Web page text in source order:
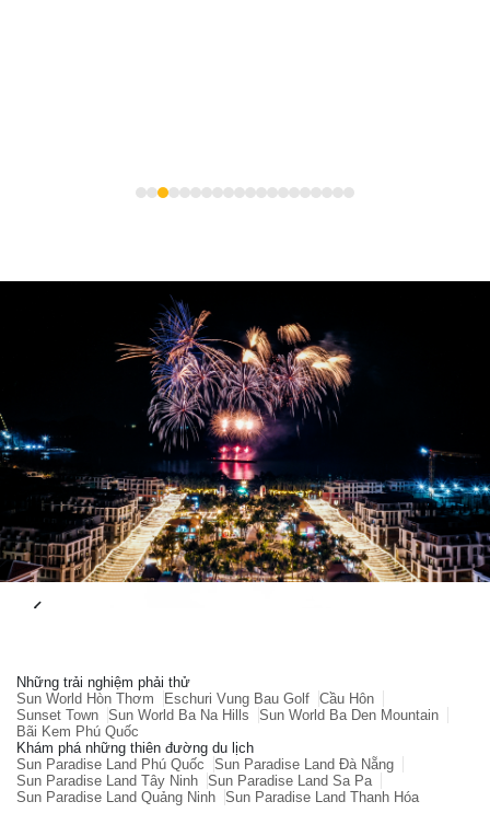
Những trải nghiệm phải thử
Sun World Hòn Thơm
Eschuri Vung Bau Golf Cầu Hôn
Sunset Town Sun World Ba Na Hills
Sun World Ba Den Mountain
Bãi Kem Phú Quốc
Khám phá những thiên đường du lịch
Sun Paradise Land Phú Quốc
Sun Paradise Land Đà Nẵng
Sun Paradise Land Tây Ninh Sun Paradise Land Sa Pa
Sun Paradise Land Quảng Ninh Sun Paradise Land Thanh Hóa